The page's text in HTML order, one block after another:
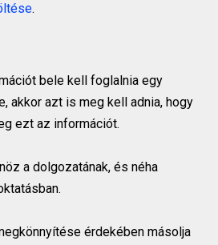
.
bele kell foglalnia egy
akkor azt is meg kell adnia, hogy
ezt az információt.
a dolgozatának, és néha
érdekében másolja